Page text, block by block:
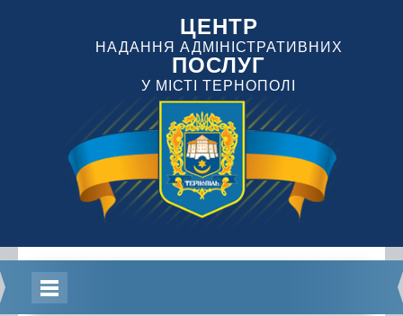
ЦЕНТР
НАДАННЯ АДМІНІСТРАТИВНИХ
ПОСЛУГ
У МІСТІ ТЕРНОПОЛІ